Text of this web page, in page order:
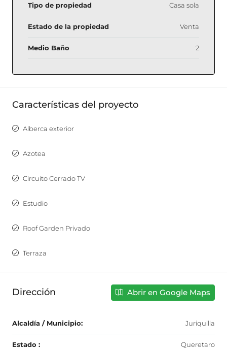
Tipo de propiedad Casa sola
Estado de la propiedad Venta
Medio Baño 2
Características del proyecto
Alberca exterior
Azotea
Circuito Cerrado TV
Estudio
Roof Garden Privado
Terraza
Dirección Abrir en Google Maps
Alcaldía / Municipio: Juriquilla
Estado : Queretaro